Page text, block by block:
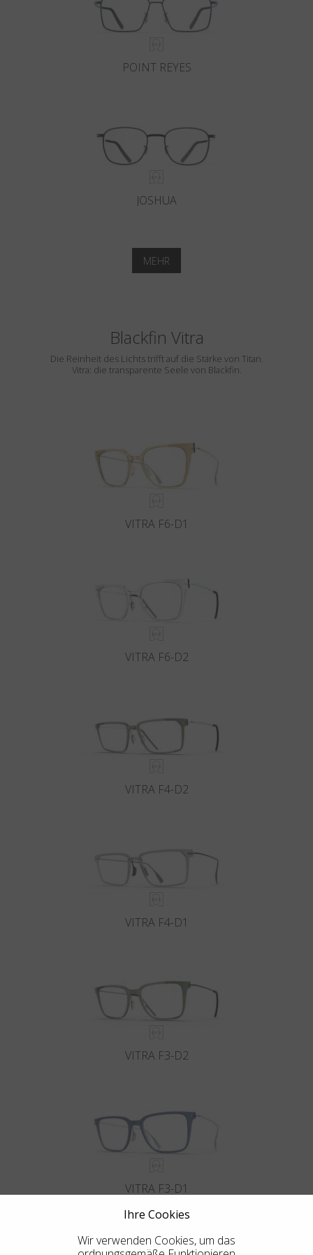
POINT REYES
JOSHUA
MEHR
Blackfin Vitra
Die Reinheit des Lichts trifft auf die Stärke von Titan.
Vitra: die transparente Seele von Blackfin.
VITRA F6-D1
VITRA F6-D2
VITRA F4-D2
VITRA F4-D1
VITRA F3-D2
VITRA F3-D1
Ihre Cookies
Wir verwenden Cookies, um das